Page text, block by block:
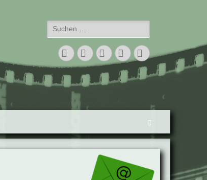
Suchen
nach:
Facebook
Twitter
E-
Mail
VimeoInstagram